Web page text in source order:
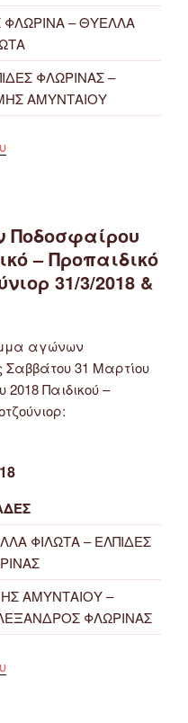
ΦΛΩΡΙΝΑ – ΘΥΕΛΛΑ
ΦΛΩΡΙΝΑΣ –
ΑΜΥΝΤΑΙΟΥ
“Πρόγραμμα
Φλώρινας
3
&
4/4/2018
–
Προπαιδικό
–
Τζούνιορ
– Προπαιδικό
31/3/2018 &
αγώνων
31 Μαρτίου
2018 Παιδικού –
ΦΙΛΩΤΑ – ΕΛΠΙΔΕΣ
ΑΜΥΝΤΑΙΟΥ –
ΦΛΩΡΙΝΑΣ
“Πρόγραμμα